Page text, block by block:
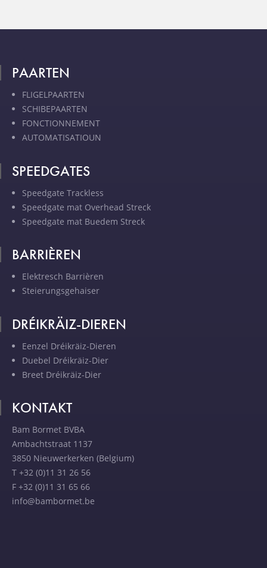
PAARTEN
FLIGELPAARTEN
SCHIBEPAARTEN
FONCTIONNEMENT
AUTOMATISATIOUN
SPEEDGATES
Speedgate Trackless
Speedgate mat Overhead Streck
Speedgate mat Buedem Streck
BARRIÈREN
Elektresch Barrièren
Steierungsgehaiser
DRÉIKRÄIZ-DIEREN
Eenzel Dréikräiz-Dieren
Duebel Dréikräiz-Dier
Breet Dréikräiz-Dier
KONTAKT
Bam Bormet BVBA
Ambachtstraat 1137
3850 Nieuwerkerken (Belgium)
T +32 (0)11 31 26 56
F +32 (0)11 31 65 66
info@bambormet.be